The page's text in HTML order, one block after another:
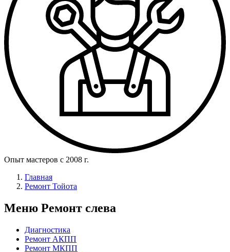
Опыт мастеров с 2008 г.
Главная
Ремонт Тойота
Меню Ремонт слева
Диагностика
Ремонт АКПП
Ремонт МКПП